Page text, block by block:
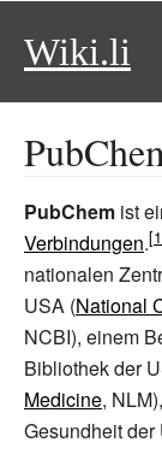
Wiki.li
PubChem ist
Verbindungen.
nationalen
USA (National
NCBI), einem
Bibliothek der
Medicine,
Gesundheit der